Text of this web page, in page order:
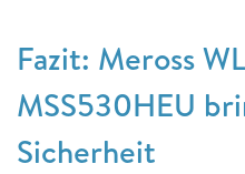
Fazit: Meross
MSS530HEU
Sicherheit